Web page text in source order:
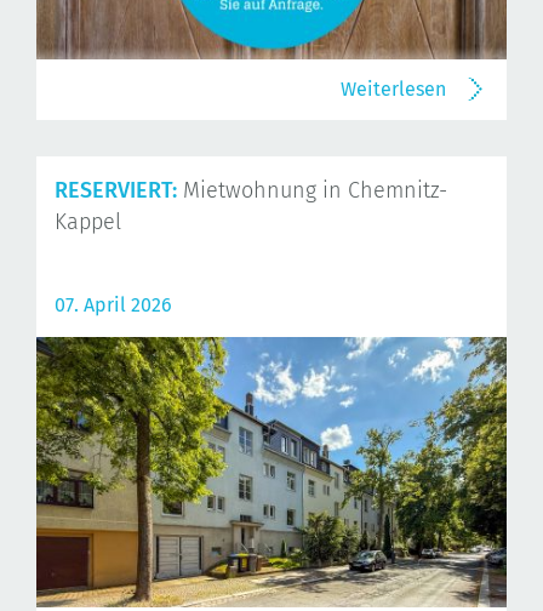
Weiterlesen
RESERVIERT: Mietwohnung in Chemnitz-
Kappel
07. April 2026